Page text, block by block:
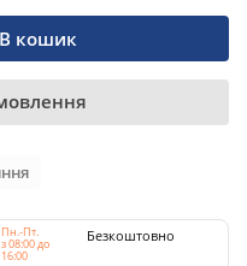
В кошик
Пн.-Пт.
з 08:00 до
16:00
Безкоштовно